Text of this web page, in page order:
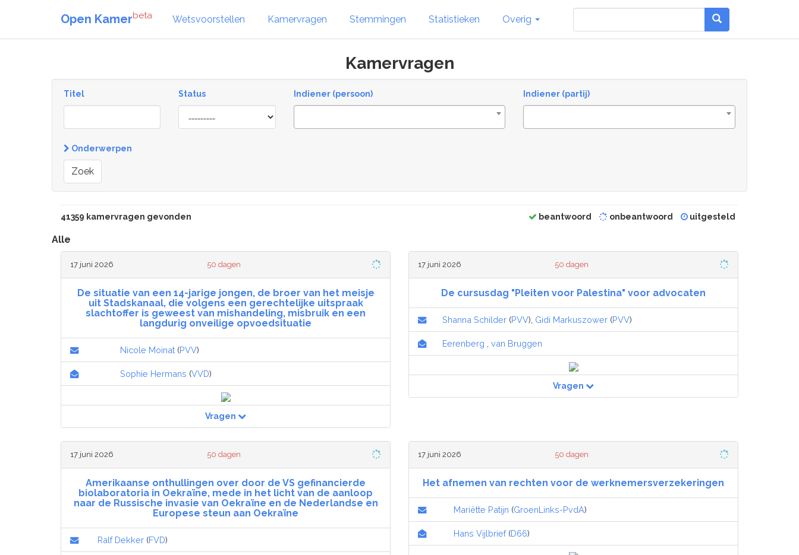
Open Kamerbeta Wetsvoorstellen Kamervragen Stemmingen Statistieken Overig
Kamervragen
Titel Status
[invalid
name]
Indiener (persoon) Indiener (partij)
Onderwerpen
Zoek
41359 kamervragen gevonden beantwoord onbeantwoord uitgesteld
Alle
17 juni 2026 50 dagen
De situatie van een 14-jarige jongen, de broer van het meisje
uit Stadskanaal, die volgens een gerechtelijke uitspraak
slachtoffer is geweest van mishandeling, misbruik en een
langdurig onveilige opvoedsituatie
Nicole Moinat (PVV)
Sophie Hermans (VVD)
Vragen
17 juni 2026 50 dagen
De cursusdag "Pleiten voor Palestina" voor advocaten
Shanna Schilder (PVV), Gidi Markuszower (PVV)
Eerenberg van Bruggen
Vragen
17 juni 2026 50 dagen
Amerikaanse onthullingen over door de VS gefinancierde
biolaboratoria in Oekraïne, mede in het licht van de aanloop
naar de Russische invasie van Oekraïne en de Nederlandse en
Europese steun aan Oekraïne
Ralf Dekker (FVD)
17 juni 2026 50 dagen
Het afnemen van rechten voor de werknemersverzekeringen
Mariëtte Patijn (GroenLinks-PvdA)
Hans Vijlbrief(D66)